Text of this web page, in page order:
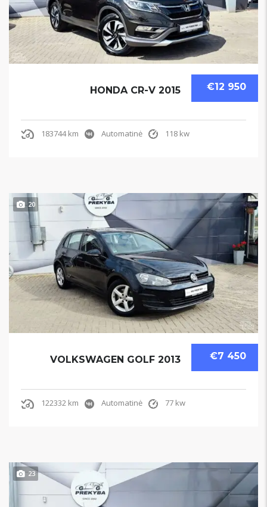
€12 950
HONDA CR-V 2015
183744 km Automatinė 118 kw
20
€7 450
VOLKSWAGEN GOLF 2013
122332 km Automatinė 77 kw
23